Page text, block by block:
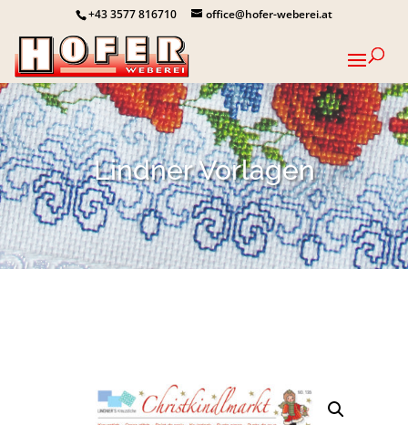
+43 3577 816710 office@hofer-weberei.at
Lindner Vorlagen